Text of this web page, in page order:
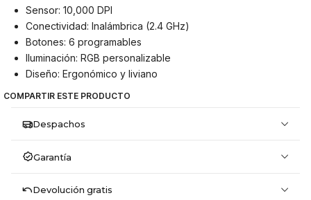
Sensor: 10,000 DPI
Conectividad: Inalámbrica (2.4 GHz)
Botones: 6 programables
Iluminación: RGB personalizable
Diseño: Ergonómico y liviano
COMPARTIR ESTE PRODUCTO
Despachos
Garantía
Devolución gratis